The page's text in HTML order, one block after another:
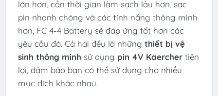
lớn hơn, cần thời gian làm sạch lâu hơn, sạc
pin nhanh chóng và các tính năng thông minh
hơn, FC 4-4 Battery sẽ đáp ứng tốt hơn các
yêu cầu đó. Cả hai đều là những thiết bị vệ
sinh thông minh sử dụng pin 4V Kaerchertiện
lợi, đảm bảo bạn có thể sử dụng cho nhiều
mục đích khác nhau.